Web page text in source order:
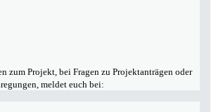
zum Projekt, bei Fragen zu Projektanträgen oder
meldet euch bei: